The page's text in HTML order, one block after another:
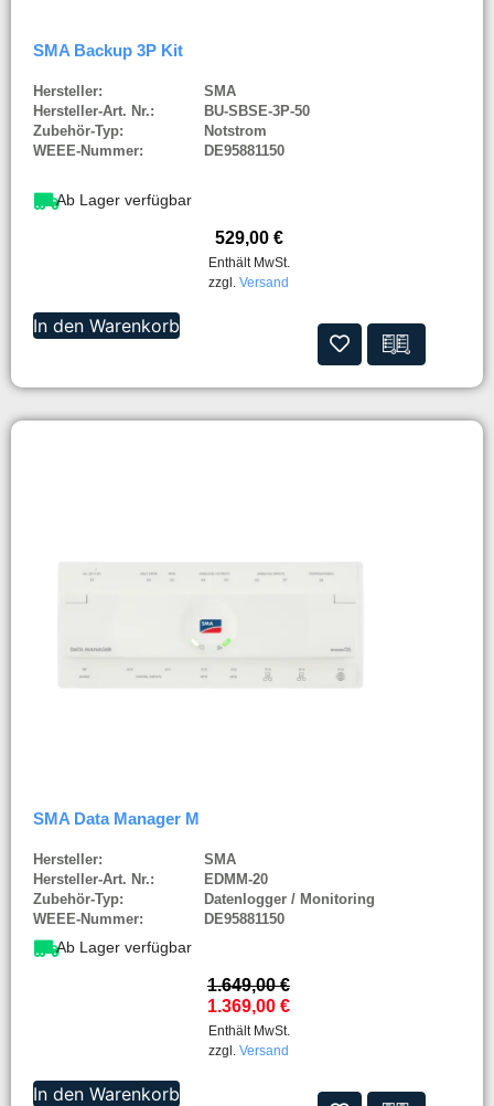
SMA Backup 3P Kit
Hersteller:
SMA
Hersteller-Art. Nr.:
BU-SBSE-3P-50
Zubehör-Typ:
Notstrom
WEEE-Nummer:
DE95881150
Ab Lager verfügbar
529,00 €
Enthält MwSt.
zzgl. Versand
In den Warenkorb
SMA Data Manager M
Hersteller:
SMA
Hersteller-Art. Nr.:
EDMM-20
Zubehör-Typ:
Datenlogger / Monitoring
WEEE-Nummer:
DE95881150
Ab Lager verfügbar
1.649,00€
1.369,00 €
Enthält MwSt.
zzgl. Versand
In den Warenkorb